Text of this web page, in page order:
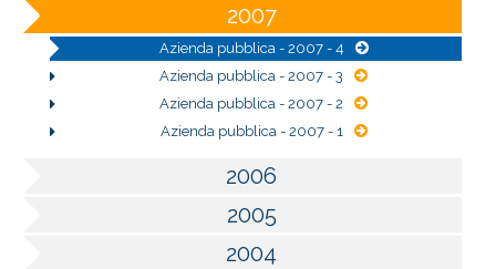
2007
Azienda pubblica - 2007 - 4
Azienda pubblica - 2007 - 3
Azienda pubblica - 2007 - 2
Azienda pubblica - 2007 - 1
2006
2005
2004